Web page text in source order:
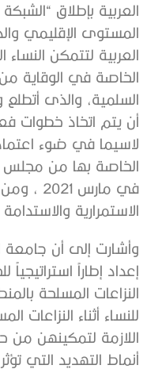
العربية بإطلاق
المستوى الإقليمي
العربية لتتمكن النساء
الخاصة في الوقاية من
السلمية، والذى
أن يتم اتخاذ خطوات
لاسيما في ضوء
الخاصة بها من مجلس
في
الاستمرارية
وأشارت إلى أن جامعة
إعداد إطاراً استراتيجياً
النزاعات المسلحة
للنساء أثناء
اللازمة لتمكينهن
أنماط التهديد التي